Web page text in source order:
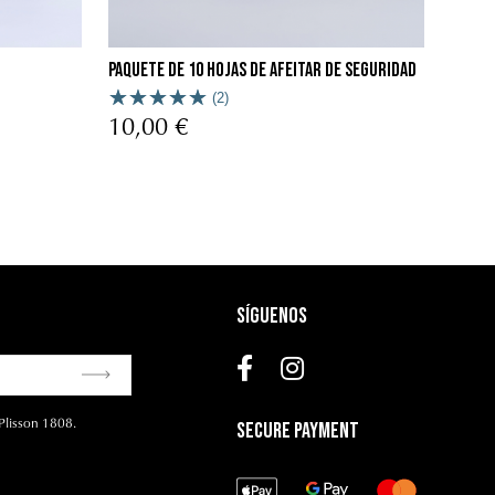
Paquete de 10 hojas de afeitar de seguridad
(2)
10,00 €
1808.
Síguenos
Secure Payment